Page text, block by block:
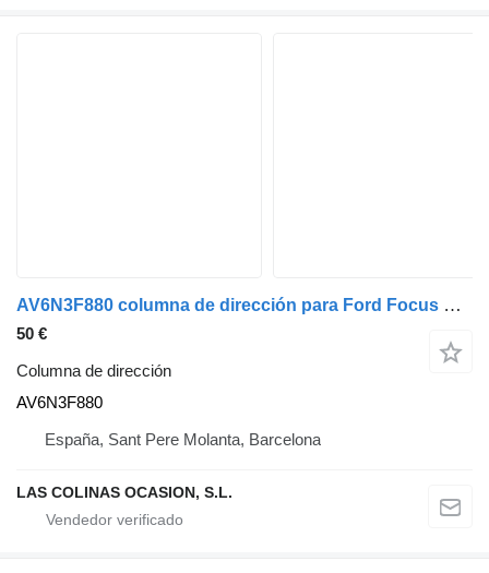
AV6N3F880 columna de dirección para Ford Focus Berlina (CEW)(2014->) camión
50 €
Columna de dirección
AV6N3F880
España, Sant Pere Molanta, Barcelona
LAS COLINAS OCASION, S.L.